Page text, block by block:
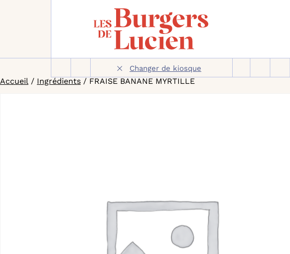
Aller
au
contenu
Changer de kiosque
Accueil / Ingrédients / FRAISE BANANE MYRTILLE